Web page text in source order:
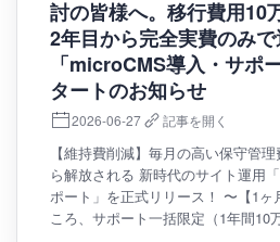
討の皆様へ。移行費用10
2年目から完全実費のみで
「microCMS導入・サポ
タートのお知らせ
2026-06-27 記事を開く
【維持費削減】毎月の高い保守管
ら解放される 新時代のサイト運用
ポート」を正式リリース！ 〜【1ヶ
ころ、サポート一括限定（1年間10